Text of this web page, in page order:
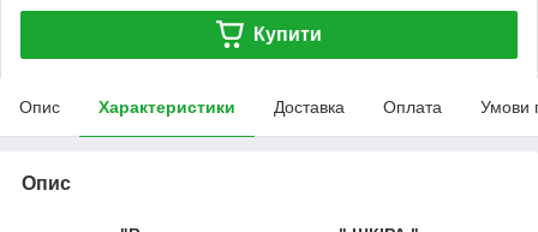
Купити
Опис Характеристики Доставка Оплата Умови
Опис